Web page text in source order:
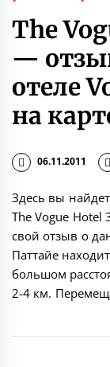
The
—
отеле
на
06.11.2011
Здесь вы
The Vogue Hotel
свой отзыв о
Паттайе
большом
2-4 км.